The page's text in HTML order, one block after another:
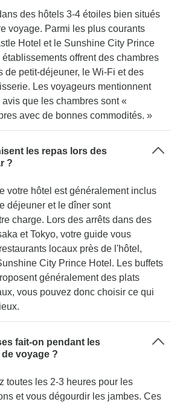
des hôtels 3-4 étoiles bien situés
voyage. Parmi les plus courants
Hotel et le Sunshine City Prince
établissements offrent des chambres
de petit-déjeuner, le Wi-Fi et des
Les voyageurs mentionnent
que les chambres sont «
avec de bonnes commodités. »
les repas lors des
?
votre hôtel est généralement inclus
déjeuner et le dîner sont
charge. Lors des arrêts dans des
et Tokyo, votre guide vous
locaux près de l'hôtel,
City Prince Hotel. Les buffets
généralement des plats
vous pouvez donc choisir ce qui
fait-on pendant les
voyage ?
toutes les 2-3 heures pour les
et vous dégourdir les jambes. Ces